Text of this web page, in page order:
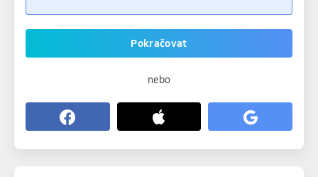
Pokračovat
nebo